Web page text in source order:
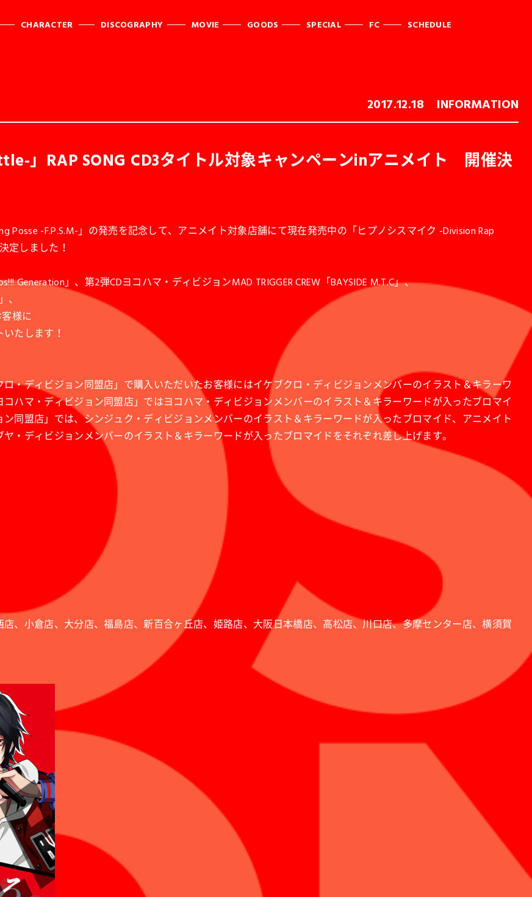
CHARACTER DISCOGRAPHY MOVIE GOODS SPECIAL FC SCHEDULE
2017.12.18 INFORMATION
」RAP SONG CD3タイトル対象キャンペーンinアニメイト 開催決
Posse -F.P.S.M-」の発売を記念して、アニメイト対象店舗にて現在発売中の「ヒプノシスマイク -Division Rap
定しました！
Generation」、第2弾CDヨコハマ・ディビジョンMAD TRIGGER CREW「BAYSIDE M.T.C」、
様に
たします！
・ディビジョン同盟店」で購入いただいたお客様にはイケブクロ・ディビジョンメンバーのイラスト＆キラーワ
ハマ・ディビジョン同盟店」ではヨコハマ・ディビジョンメンバーのイラスト＆キラーワードが入ったブロマイ
同盟店」では、シンジュク・ディビジョンメンバーのイラスト＆キラーワードが入ったブロマイド、アニメイト
・ディビジョンメンバーのイラスト＆キラーワードが入ったブロマイドをそれぞれ差し上げます。
、小倉店、大分店、福島店、新百合ヶ丘店、姫路店、大阪日本橋店、高松店、川口店、多摩センター店、横須賀